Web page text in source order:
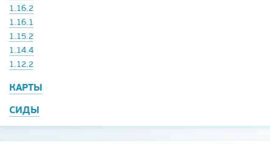
1.16.2
1.16.1
1.15.2
1.14.4
1.12.2
КАРТЫ
СИДЫ